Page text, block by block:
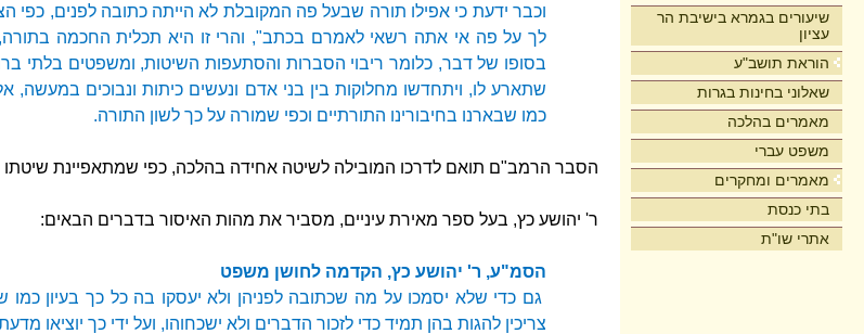
שיעורים בגמרא בישיבת הר
עציון
הוראת תושב"ע
שאלוני בחינות בגרות
מאמרים בהלכה
משפט עברי
מאמרים ומחקרים
בתי כנסת
אתרי שו"ת
וכבר ידעת כי אפילו תורה שבעל פה המקובלת לא הייתה כתובה לפנים, כפי
לך על פה אי אתה רשאי לאמרם בכתב", והרי זו היא תכלית החכמה
בסופו של דבר, כלומר ריבוי הסברות והסתעפות השיטות, ומשפטים בלתי
שתארע לו, ויתחדשו מחלוקות בין בני אדם ונעשים כיתות ונבוכים במעשה,
כמו שבארנו בחיבורינו התורתיים וכפי שמורה על כך לשון התורה.
הסבר הרמב"ם תואם לדרכו המובילה לשיטה אחידה בהלכה, כפי שמתאפיינת שיטתו
ר' יהושע כץ, בעל ספר מאירת עיניים, מסביר את מהות האיסור בדברים הבאים:
הסמ"ע, ר' יהושע כץ, הקדמה לחושן משפט
גם כדי שלא יסמכו על מה שכתובה לפניהן ולא יעסקו בה כל כך בעיון כמו
צריכין להגות בהן תמיד כדי לזכור הדברים ולא ישכחוהו, ועל ידי כך יוציאו